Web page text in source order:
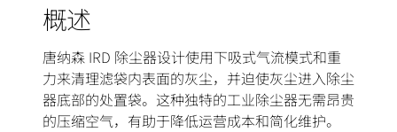
概述
唐纳森 IRD 除尘器设计使用下吸式气流模式和重
力来清理滤袋内表面的灰尘，并迫使灰尘进入除尘
器底部的处置袋。这种独特的工业除尘器无需昂贵
的压缩空气，有助于降低运营成本和简化维护。